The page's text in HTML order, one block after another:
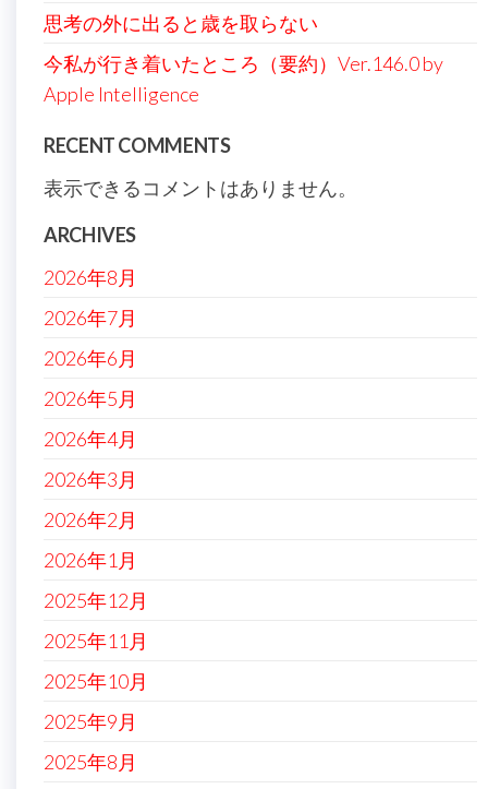
思考の外に出ると歳を取らない
今私が行き着いたところ（要約）Ver.146.0 by
Apple Intelligence
RECENT COMMENTS
表示できるコメントはありません。
ARCHIVES
2026年8月
2026年7月
2026年6月
2026年5月
2026年4月
2026年3月
2026年2月
2026年1月
2025年12月
2025年11月
2025年10月
2025年9月
2025年8月